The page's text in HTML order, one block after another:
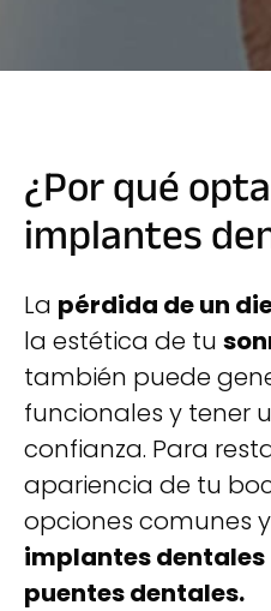
¿Por qué
implantes
La pérdida de un
la estética de tu
también puede
funcionales y tener
confianza. Para
apariencia de tu
opciones comunes
implantes dentales
puentes dentales.